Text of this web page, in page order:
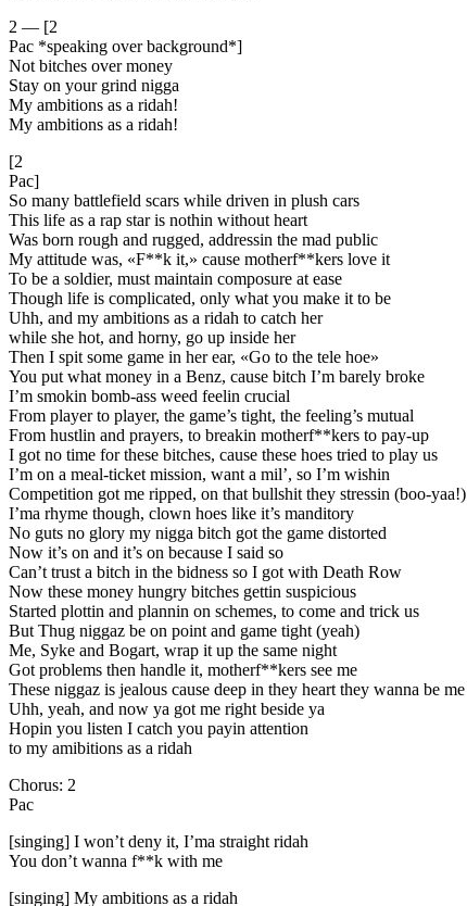
2 — [2
Pac *speaking over background*]
Not bitches over money
Stay on your grind nigga
My ambitions as a ridah!
My ambitions as a ridah!
[2
Pac]
So many battlefield scars while driven in plush cars
This life as a rap star is nothin without heart
Was born rough and rugged, addressin the mad public
My attitude was, «F**k it,» cause motherf**kers love it
To be a soldier, must maintain composure at ease
Though life is complicated, only what you make it to be
Uhh, and my ambitions as a ridah to catch her
while she hot, and horny, go up inside her
Then I spit some game in her ear, «Go to the tele hoe»
You put what money in a Benz, cause bitch I’m barely broke
I’m smokin bomb-ass weed feelin crucial
From player to player, the game’s tight, the feeling’s mutual
From hustlin and prayers, to breakin motherf**kers to pay-up
I got no time for these bitches, cause these hoes tried to play us
I’m on a meal-ticket mission, want a mil’, so I’m wishin
Competition got me ripped, on that bullshit they stressin (boo-yaa!)
I’ma rhyme though, clown hoes like it’s manditory
No guts no glory my nigga bitch got the game distorted
Now it’s on and it’s on because I said so
Can’t trust a bitch in the bidness so I got with Death Row
Now these money hungry bitches gettin suspicious
Started plottin and plannin on schemes, to come and trick us
But Thug niggaz be on point and game tight (yeah)
Me, Syke and Bogart, wrap it up the same night
Got problems then handle it, motherf**kers see me
These niggaz is jealous cause deep in they heart they wanna be me
Uhh, yeah, and now ya got me right beside ya
Hopin you listen I catch you payin attention
to my amibitions as a ridah
Chorus: 2
Pac
[singing] I won’t deny it, I’ma straight ridah
You don’t wanna f**k with me
[singing] My ambitions as a ridah